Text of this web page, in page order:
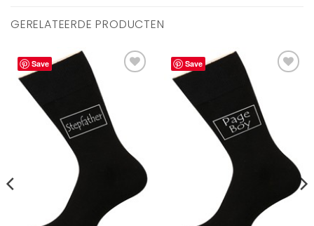
GERELATEERDE PRODUCTEN
Save
toevoegen
Save
verlanglijst
toevoegen